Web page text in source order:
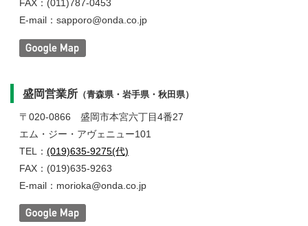
FAX：(011)787-0453
E-mail：sapporo@onda.co.jp
盛岡営業所 （青森県・岩手県・秋田県）
〒020-0866 盛岡市本宮六丁目4番27
エム・ジー・アヴェニュー101
TEL： (019)635-9275(代)
FAX：(019)635-9263
E-mail：morioka@onda.co.jp